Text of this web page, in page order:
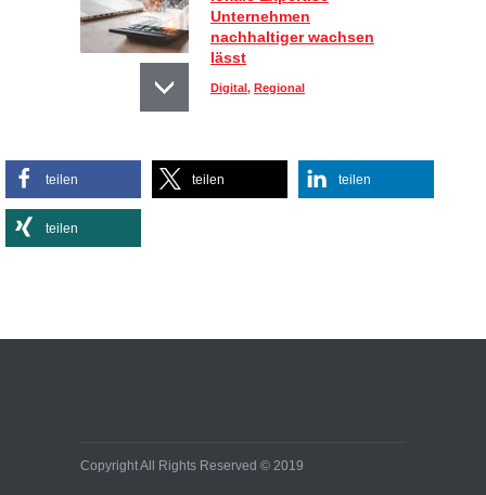
Unternehmen
nachhaltiger wachsen
lässt
Digital, Regional
Sportlich, aber stylisch:
So kombinieren Sie
Effiziente
teilen teilen teilen
teilen
Copyright All Rights Reserved © 2019